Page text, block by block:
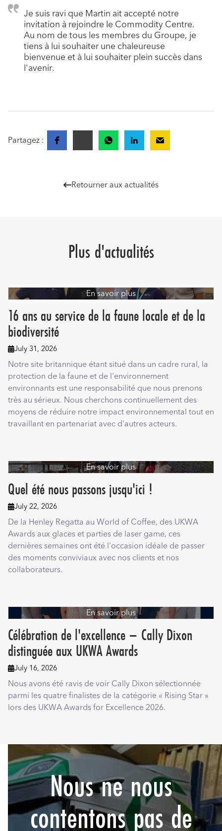
Je suis ravi que Martin ait accepté notre
invitation à rejoindre le Commodity Centre.
Au nom de tous les membres du Groupe, je
tiens à lui souhaiter une chaleureuse
bienvenue et à lui souhaiter plein succès dans
l'avenir.
Partagez :
Retourner aux actualités
Plus d'actualités
En savoir plus
16 ans au service de la faune locale et de la
biodiversité
July 31, 2026
Notre site britannique étant situé dans un cadre rural, la
protection de la faune et de l'environnement
environnants est une responsabilité que nous prenons
très au sérieux. Nous cherchons continuellement des
moyens de réduire notre impact environnemental tout en
travaillant en partenariat avec d'autres acteurs.
En savoir plus
Quel été nous passons jusqu'ici !
July 22, 2026
De la Henley Regatta au World of Coffee, des UKWA
Awards aux glaces et parties de laser game, ces
dernières semaines ont été l'occasion idéale de passer
des moments conviviaux avec nos clients et nos
collaborateurs.
En savoir plus
Célébration de l'excellence – Cally Dixon
distinguée aux UKWA Awards
July 16, 2026
Nous avons été ravis de voir Cally Dixon sélectionnée
parmi les quatre finalistes de la catégorie « Rising Star »
lors des UKWA Awards for Excellence 2026.
Nous ne nous
contentons pas de